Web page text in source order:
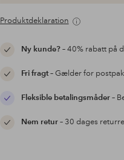
Produktdeklaration
Ny kunde?– 40% rabatt på
Fri fragt– Gælder for
Fleksible betalingsmåder–
Nem retur– 30 dages